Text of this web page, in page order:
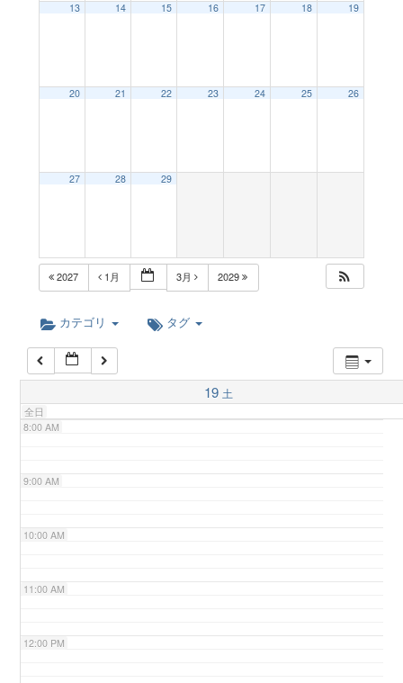
i
13 14 15 16 17 18 19
20 21 22 23 24 25 26
27 28 29
2027 1月 3月 2029
カテゴリ タグ
19 土
全日
5:00 AM
6:00 AM
7:00 AM
8:00 AM
9:00 AM
10:00 AM
11:00 AM
12:00 PM